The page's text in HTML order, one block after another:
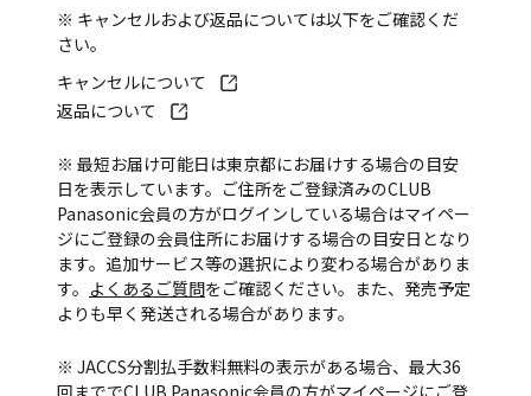
※ キャンセルおよび返品については以下をご確認くだ
さい。
キャンセルについて
返品について
※ 最短お届け可能日は東京都にお届けする場合の目安
日を表示しています。ご住所をご登録済みのCLUB
Panasonic会員の方がログインしている場合はマイペー
ジにご登録の会員住所にお届けする場合の目安日となり
ます。追加サービス等の選択により変わる場合がありま
す。 よくあるご質問をご確認ください。また、発売予定
よりも早く発送される場合があります。
※ JACCS分割払手数料無料の表示がある場合、最大36
回まででCLUB Panasonic会員の方がマイページにご登